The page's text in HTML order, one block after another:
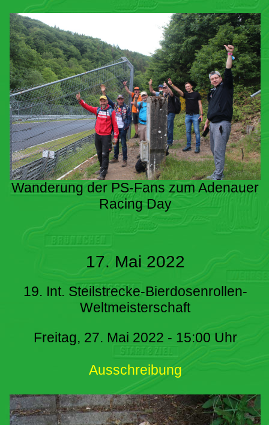
Wanderung der PS-Fans zum Adenauer
Racing Day
17. Mai 2022
19. Int. Steilstrecke-Bierdosenrollen-
Weltmeisterschaft
Freitag, 27. Mai 2022 - 15:00 Uhr
Ausschreibung